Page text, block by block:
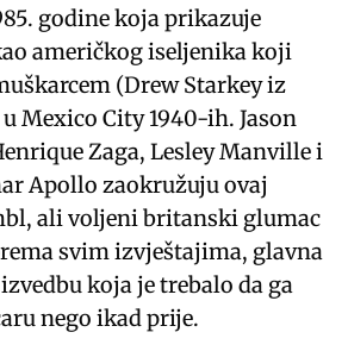
godine koja prikazuje
američkog iseljenika koji
(Drew Starkey iz
u Mexico City 1940-ih. Jason
Zaga, Lesley Manville i
Apollo zaokružuju ovaj
ali voljeni britanski glumac
svim izvještajima, glavna
koja je trebalo da ga
nego ikad prije.